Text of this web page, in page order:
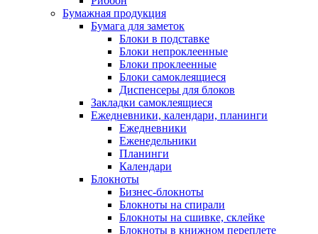
Бумажная продукция
Бумага для заметок
Блоки в подставке
Блоки непроклеенные
Блоки проклеенные
Блоки самоклеящиеся
Диспенсеры для блоков
Закладки самоклеящиеся
Ежедневники, календари, планинги
Ежедневники
Еженедельники
Планинги
Календари
Блокноты
Бизнес-блокноты
Блокноты на спирали
Блокноты на сшивке, склейке
Блокноты в книжном переплете